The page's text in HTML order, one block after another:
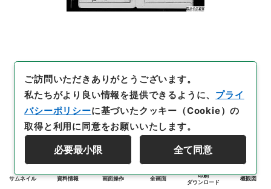
サムネイル 資料情報 画面操作 全画面
印刷
ダウンロード
概観図
ご訪問いただきありがとうございます。
私たちがより良い情報を提供できるように、 プライ
バシーポリシーに基づいたクッキー（Cookie）の
取得と利用に同意をお願いいたします。
必要最小限 全て同意